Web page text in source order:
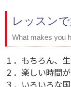
レッスン
What makes you
１．もちろん、
２．楽しい時間
３．いろいろな